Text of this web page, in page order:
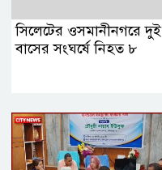
সিলেটের ওসমানীনগরে দুই
বাসের সংঘর্ষে নিহত ৮